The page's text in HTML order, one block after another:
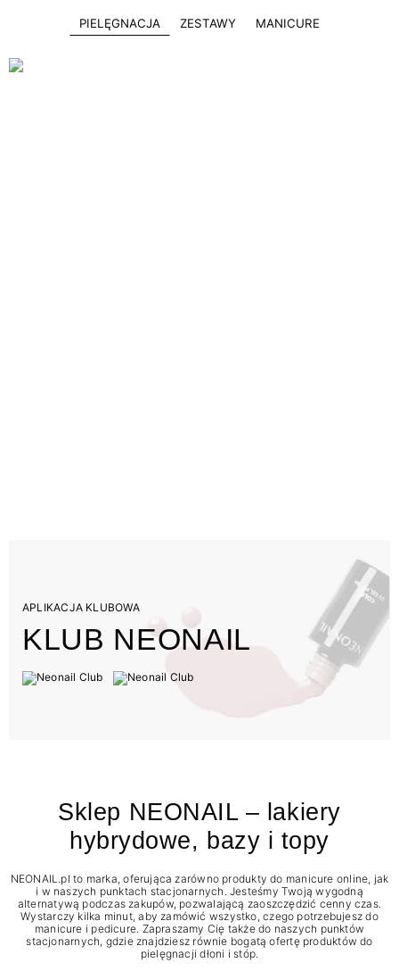
PIELĘGNACJA ZESTAWY MANICURE
APLIKACJA KLUBOWA
KLUB NEONAIL
Sklep NEONAIL – lakiery
hybrydowe, bazy i topy
NEONAIL.pl to marka, oferująca zarówno produkty do manicure online, jak
i w naszych punktach stacjonarnych. Jesteśmy Twoją wygodną
alternatywą podczas zakupów, pozwalającą zaoszczędzić cenny czas.
Wystarczy kilka minut, aby zamówić wszystko, czego potrzebujesz do
manicure i pedicure. Zapraszamy Cię także do naszych punktów
stacjonarnych, gdzie znajdziesz równie bogatą ofertę produktów do
pielęgnacji dłoni i stóp.